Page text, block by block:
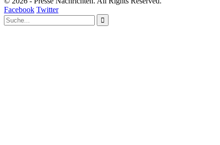
Facebook Twitter